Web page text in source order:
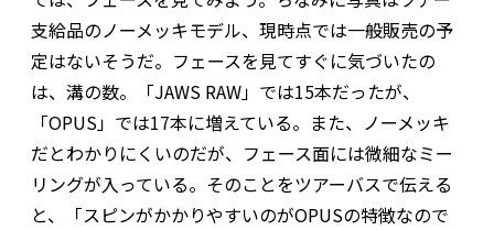
支給品のノーメッキモデル、現時点では一般販売の予
定はないそうだ。フェースを見てすぐに気づいたの
は、溝の数。「JAWS RAW」では15本だったが、
「OPUS」では17本に増えている。また、ノーメッキ
だとわかりにくいのだが、フェース面には微細なミー
リングが入っている。そのことをツアーバスで伝える
と、「スピンがかかりやすいのがOPUSの特徴なので